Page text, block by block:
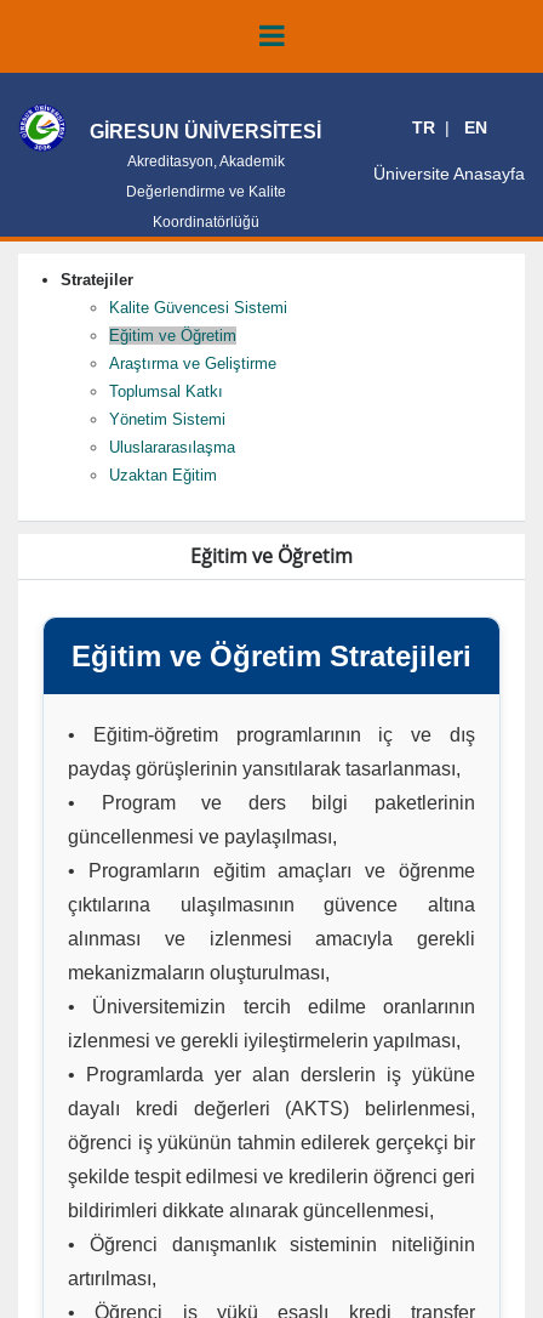
GİRESUN ÜNİVERSİTESİ
Akreditasyon, Akademik
Değerlendirme ve Kalite
Koordinatörlüğü
TR EN
Üniversite Anasayfa
Stratejiler
Kalite Güvencesi Sistemi
Eğitim ve Öğretim
Araştırma ve Geliştirme
Toplumsal Katkı
Yönetim Sistemi
Uluslararasılaşma
Uzaktan Eğitim
Eğitim ve Öğretim
Eğitim ve Öğretim Stratejileri
• Eğitim-öğretim programlarının iç ve dış
paydaş görüşlerinin yansıtılarak tasarlanması,
• Program ve ders bilgi paketlerinin
güncellenmesi ve paylaşılması,
• Programların eğitim amaçları ve öğrenme
çıktılarına ulaşılmasının güvence altına
alınması ve izlenmesi amacıyla gerekli
mekanizmaların oluşturulması,
• Üniversitemizin tercih edilme oranlarının
izlenmesi ve gerekli iyileştirmelerin yapılması,
• Programlarda yer alan derslerin iş yüküne
dayalı kredi değerleri (AKTS) belirlenmesi,
öğrenci iş yükünün tahmin edilerek gerçekçi bir
şekilde tespit edilmesi ve kredilerin öğrenci geri
bildirimleri dikkate alınarak güncellenmesi,
• Öğrenci danışmanlık sisteminin niteliğinin
artırılması,
• Öğrenci iş yükü esaslı kredi transfer